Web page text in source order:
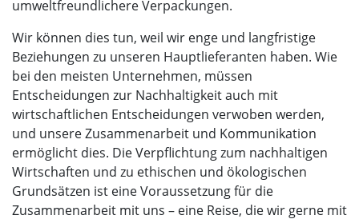
umweltfreundlichere Verpackungen.
Wir können dies tun, weil wir enge und langfristige
Beziehungen zu unseren Hauptlieferanten haben. Wie
bei den meisten Unternehmen, müssen
Entscheidungen zur Nachhaltigkeit auch mit
wirtschaftlichen Entscheidungen verwoben werden,
und unsere Zusammenarbeit und Kommunikation
ermöglicht dies. Die Verpflichtung zum nachhaltigen
Wirtschaften und zu ethischen und ökologischen
Grundsätzen ist eine Voraussetzung für die
Zusammenarbeit mit uns – eine Reise, die wir gerne mit